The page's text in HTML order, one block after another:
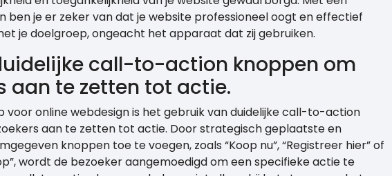
ben je er zeker van dat je website professioneel oogt en effectief
je doelgroep, ongeacht het apparaat dat zij gebruiken.
call-to-action knoppen om
aan te zetten tot actie.
voor online webdesign is het gebruik van duidelijke call-to-action
aan te zetten tot actie. Door strategisch geplaatste en
knoppen toe te voegen, zoals “Koop nu”, “Registreer hier” of
wordt de bezoeker aangemoedigd om een specifieke actie te